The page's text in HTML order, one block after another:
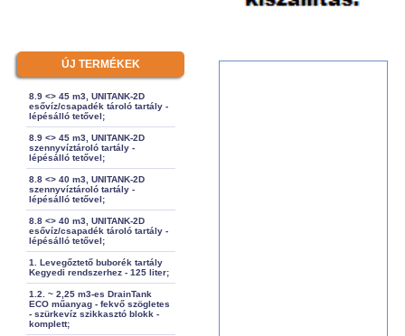
ÚJ TERMÉKEK
8.9 <> 45 m3, UNITANK-2D
esővíz/csapadék tároló tartály -
lépésálló tetővel;
8.9 <> 45 m3, UNITANK-2D
szennyvíztároló tartály -
lépésálló tetővel;
8.8 <> 40 m3, UNITANK-2D
szennyvíztároló tartály -
lépésálló tetővel;
8.8 <> 40 m3, UNITANK-2D
esővíz/csapadék tároló tartály -
lépésálló tetővel;
1. Levegőztető buborék tartály
Kegyedi rendszerhez - 125 liter;
1.2. ~ 2,25 m3-es DrainTank
ECO műanyag - fekvő szögletes
- szürkevíz szikkasztó blokk -
komplett;